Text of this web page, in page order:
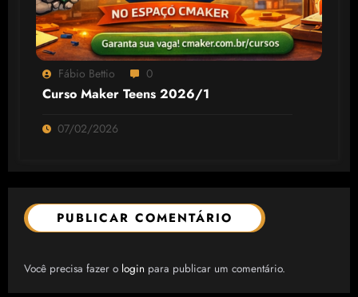
Fábio Bettio 0
Curso Maker Teens 2026/1
07/02/2026
PUBLICAR COMENTÁRIO
Você precisa fazer o login para publicar um comentário.